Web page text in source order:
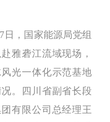
日，国家能源局党组
雅砻江流域现场，
光一体化示范基地
。四川省副省长段
有限公司总经理王